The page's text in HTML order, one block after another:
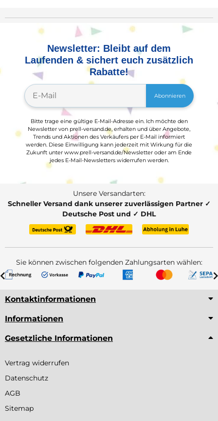
Newsletter: Bleibt auf dem
Laufenden & sichert euch zusätzlich
Rabatte!
Abonnieren
Bitte trage eine gültige E-Mail-Adresse ein. Ich möchte den
Newsletter von prell-versand.de, erhalten und über Angebote,
Trends und Aktionen des Verkäufers per E-Mail informiert
werden. Diese Einwilligung kann jederzeit mit Wirkung für die
Zukunft unter www.prell-versand.de/Newsletter oder am Ende
jedes E-Mail-Newsletters widerrufen werden.
Unsere Versandarten:
Schneller Versand dank unserer zuverlässigen Partner ✓
Deutsche Post und ✓ DHL
Sie können zwischen folgenden Zahlungsarten wählen:
Kontaktinformationen
Informationen
Gesetzliche Informationen
Vertrag widerrufen
Datenschutz
AGB
Sitemap